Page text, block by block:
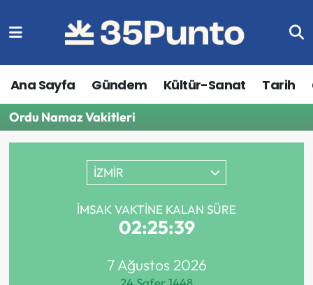
Ana Sayfa Gündem Kültür-Sanat Tarih
Ordu Namaz Vakitleri
İZMİR
İMSAK VAKTINE KALAN SÜRE
02:25:39
7 Ağustos 2026